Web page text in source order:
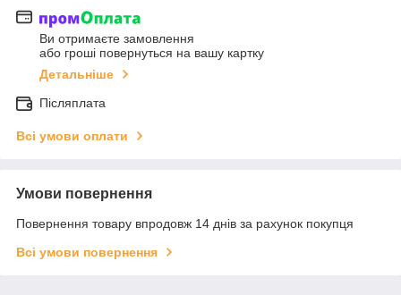
Ви отримаєте замовлення
або гроші повернуться на вашу картку
Детальніше
Післяплата
Всі умови оплати
Умови повернення
Повернення товару впродовж 14 днів за рахунок покупця
Всі умови повернення